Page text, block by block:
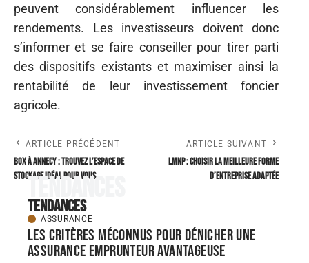
peuvent considérablement influencer les
rendements. Les investisseurs doivent donc
s’informer et se faire conseiller pour tirer parti
des dispositifs existants et maximiser ainsi la
rentabilité de leur investissement foncier
agricole.
ARTICLE PRÉCÉDENT
Box à annecy : trouvez l’espace de
stockage idéal pour vous
ARTICLE SUIVANT
LMNP : Choisir la meilleure forme
d’entreprise adaptée
Tendances
Tendances
ASSURANCE
Les critères méconnus pour dénicher une
assurance emprunteur avantageuse